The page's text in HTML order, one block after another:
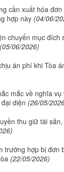
cần xuất hóa
hợp này (04/06/
chuyển mục đích
(05/06/2026)
án phí khi Tòa
mắc về nghĩa
diện (26/05/
thu giữ tài
trường hợp bị đơn
(22/05/2026)